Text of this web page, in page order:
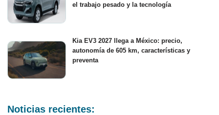
el trabajo pesado y la tecnología
Kia EV3 2027 llega a México: precio,
autonomía de 605 km, características y
preventa
Noticias recientes: